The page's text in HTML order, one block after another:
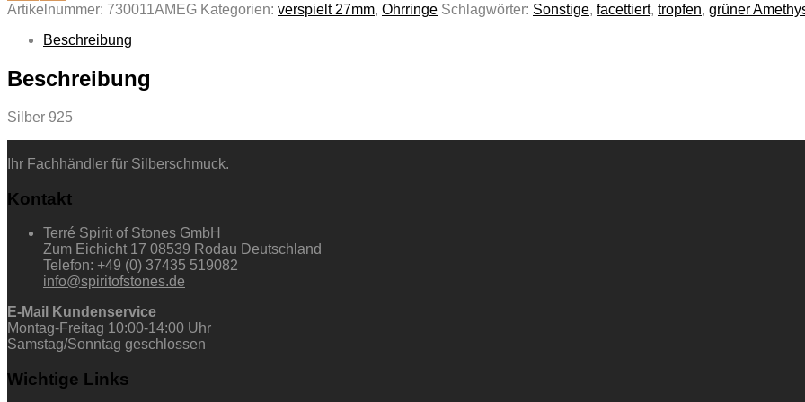
Artikelnummer: 730011AMEG Kategorien: verspielt 27mm, Ohrringe Schlagwörter: Sonstige, facettiert, tropfen, grüner
Beschreibung
Beschreibung
Silber 925
Ihr Fachhändler für Silberschmuck.
Kontakt
Terré Spirit of Stones GmbH
Zum Eichicht 17 08539 Rodau Deutschland
Telefon: +49 (0) 37435 519082
info@spiritofstones.de
E-Mail Kundenservice
Montag-Freitag 10:00-14:00 Uhr
Samstag/Sonntag geschlossen
Wichtige Links